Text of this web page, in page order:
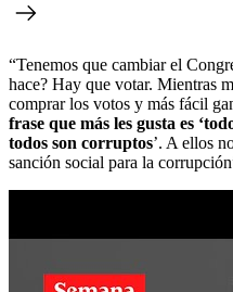
“Tenemos que cambiar el
hace? Hay que votar. Mientras
comprar los votos y más fácil
frase que más les gusta es
todos son corruptos’. A ellos
sanción social para la